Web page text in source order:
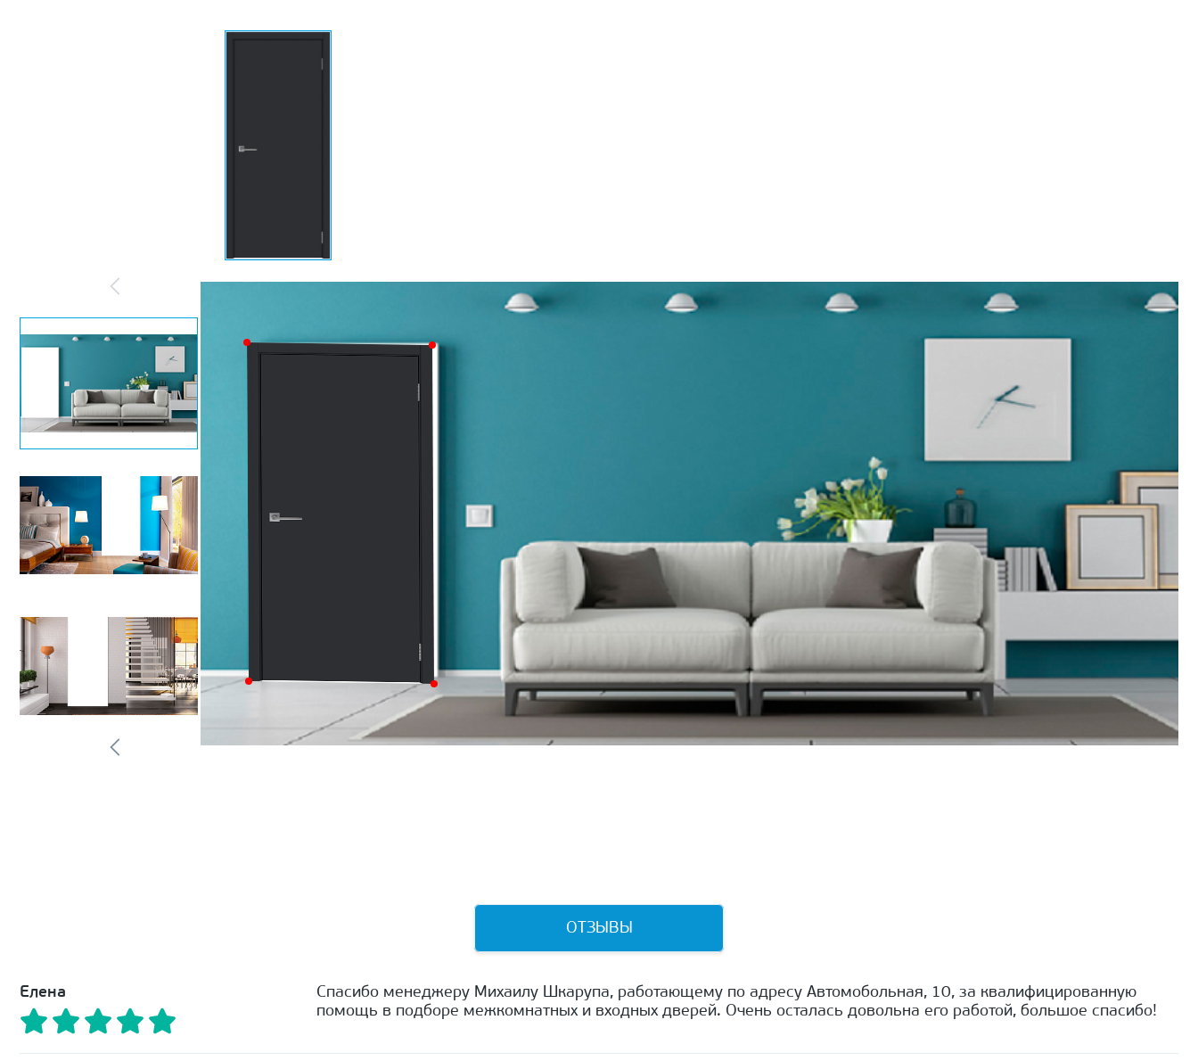
ОТЗЫВЫ
Елена
Спасибо менеджеру Михаилу Шкарупа, работающему по адресу Автомобольная, 10, за квалифицированную
помощь в подборе межкомнатных и входных дверей. Очень осталась довольна его работой, большое спасибо!